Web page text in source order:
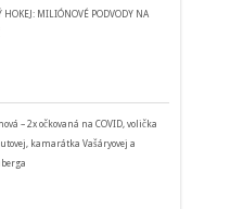
HOKEJ: MILIÓNOVÉ PODVODY NA
– 2x očkovaná na COVID, volička
kamarátka Vašáryovej a